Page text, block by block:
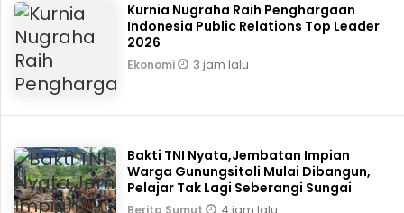
Kurnia Nugraha Raih Penghargaan
Indonesia Public Relations Top Leader
2026
Ekonomi 3 jam lalu
Bakti TNI Nyata,Jembatan Impian
Warga Gunungsitoli Mulai Dibangun,
Pelajar Tak Lagi Seberangi Sungai
Berita Sumut